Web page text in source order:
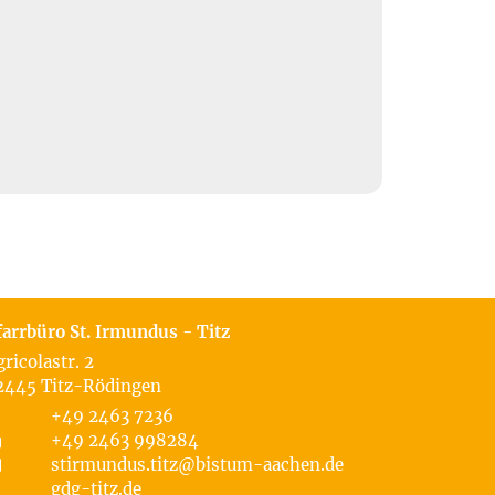
St. Irmundus - Titz
2
Titz-Rödingen
+49 2463 7236
+49 2463 998284
stirmundus.titz@bistum-aachen.de
gdg-titz.de